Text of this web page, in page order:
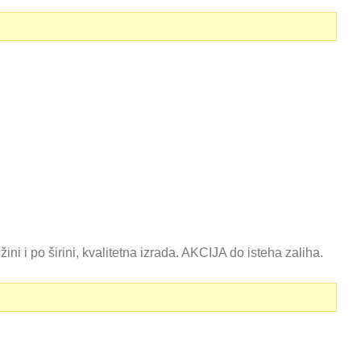
i po širini, kvalitetna izrada. AKCIJA do isteha zaliha.